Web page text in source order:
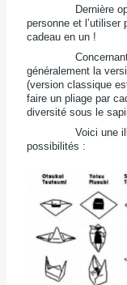
Dernière option,
personne et l’utiliser
cadeau en un !
Concernant les
généralement la
(version classique
faire un pliage par
diversité sous le
Voici une
possibilités :